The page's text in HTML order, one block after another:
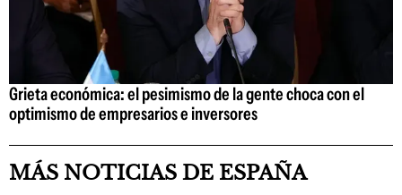
Grieta económica: el pesimismo de la gente choca con el
optimismo de empresarios e inversores
MÁS NOTICIAS DE ESPAÑA